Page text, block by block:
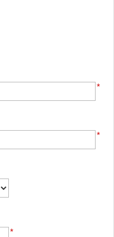
*
*
*